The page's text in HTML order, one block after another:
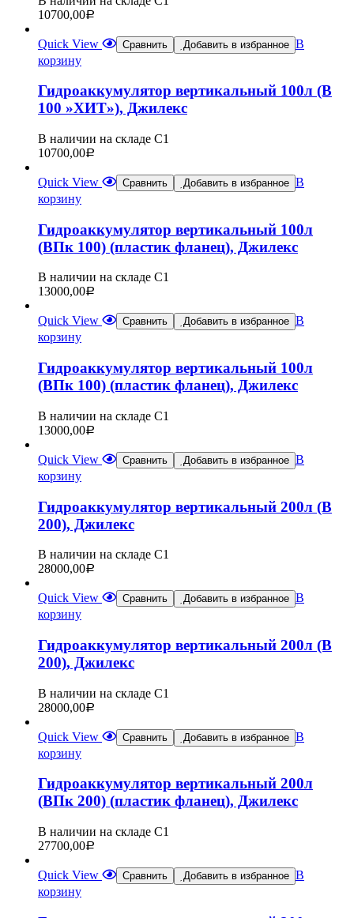
10700,00Р
Quick View Сравнить Добавить в избранное В
корзину
Гидроаккумулятор вертикальный 100л (В
100 »ХИТ»), Джилекс
В наличии на складе С1
10700,00Р
Quick View Сравнить Добавить в избранное В
корзину
Гидроаккумулятор вертикальный 100л
(ВПк 100) (пластик фланец), Джилекс
В наличии на складе С1
13000,00Р
Quick View Сравнить Добавить в избранное В
корзину
Гидроаккумулятор вертикальный 100л
(ВПк 100) (пластик фланец), Джилекс
В наличии на складе С1
13000,00Р
Quick View Сравнить Добавить в избранное В
корзину
Гидроаккумулятор вертикальный 200л (В
200), Джилекс
В наличии на складе С1
28000,00Р
Quick View Сравнить Добавить в избранное В
корзину
Гидроаккумулятор вертикальный 200л (В
200), Джилекс
В наличии на складе С1
28000,00Р
Quick View Сравнить Добавить в избранное В
корзину
Гидроаккумулятор вертикальный 200л
(ВПк 200) (пластик фланец), Джилекс
В наличии на складе С1
27700,00Р
Quick View Сравнить Добавить в избранное В
корзину